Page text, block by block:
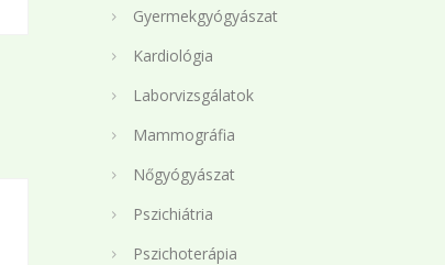
Gyermekgyógyászat
Kardiológia
Laborvizsgálatok
Mammográfia
Nőgyógyászat
Pszichiátria
Pszichoterápia